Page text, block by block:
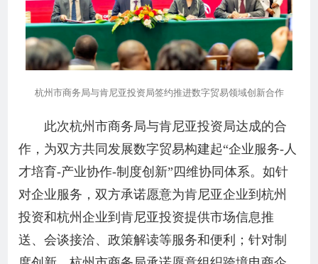
杭州市商务局与肯尼亚投资局签约推进数字贸易领域创新合作
此次杭州市商务局与肯尼亚投资局达成的合
作，为双方共同发展数字贸易构建起“企业服务-人
才培育-产业协作-制度创新”四维协同体系。如针
对企业服务，双方承诺愿意为肯尼亚企业到杭州
投资和杭州企业到肯尼亚投资提供市场信息推
送、会谈接洽、政策解读等服务和便利；针对制